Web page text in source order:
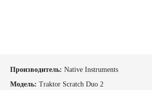
Производитель: Native Instruments
Модель: Traktor Scratch Duo 2